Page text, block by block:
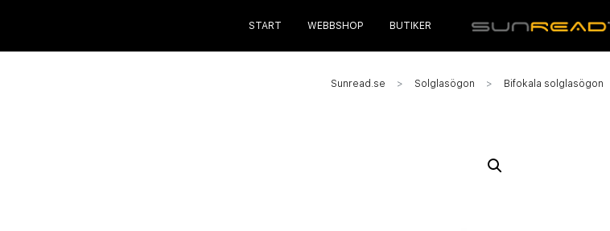
START WEBBSHOP BUTIKER
Sunread.se Solglasögon Bifokala solglasögon